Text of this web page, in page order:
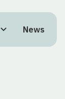
News